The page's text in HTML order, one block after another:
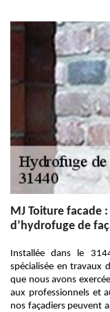
MJ Toiture facade
d’hydrofuge de
Installée dans le
spécialisée en travaux
que nous avons
aux professionnels et
nos façadiers peuvent